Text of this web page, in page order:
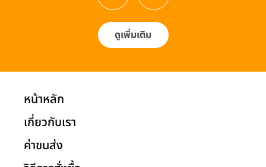
ดูเพิ่มเติม
หน้าหลัก
เกี่ยวกับเรา
ค่าขนส่ง